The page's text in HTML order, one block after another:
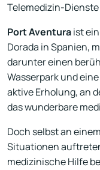
Telemedizin-
Port Aventuraist
Dorada in Spanien,
darunter einen
Wasserpark und
aktive Erholung, an
das wunderbare
Doch selbst an
Situationen
medizinische Hilfe